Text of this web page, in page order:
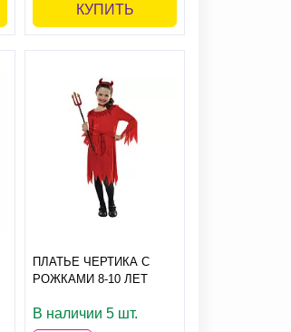
КУПИТЬ
ПЛАТЬЕ ЧЕРТИКА С
РОЖКАМИ 8-10 ЛЕТ
В наличии 5 шт.